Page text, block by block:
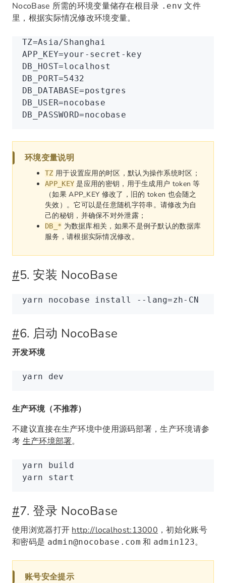
NocoBase 所需的环境变量储存在根目录 .env 文件
里，根据实际情况修改环境变量。
TZ=Asia/Shanghai
APP_KEY=your-secret-key
DB_HOST=localhost
DB_PORT=5432
DB_DATABASE=postgres
DB_USER=nocobase
DB_PASSWORD=nocobase
环境变量说明
TZ 用于设置应用的时区，默认为操作系统时区；
APP_KEY 是应用的密钥，用于生成用户 token 等
（如果 APP_KEY 修改了，旧的 token 也会随之
失效）。它可以是任意随机字符串。请修改为自
己的秘钥，并确保不对外泄露；
DB_* 为数据库相关，如果不是例子默认的数据库
服务，请根据实际情况修改。
#5. 安装 NocoBase
yarn nocobase install --lang=zh-CN
#6. 启动 NocoBase
开发环境
yarn dev
生产环境（不推荐）
不建议直接在生产环境中使用源码部署，生产环境请参
考 生产环境部署。
yarn build
yarn start
#7. 登录 NocoBase
使用浏览器打开 http://localhost:13000 ，初始化账号
和密码是 admin@nocobase.com 和 admin123。
账号安全提示